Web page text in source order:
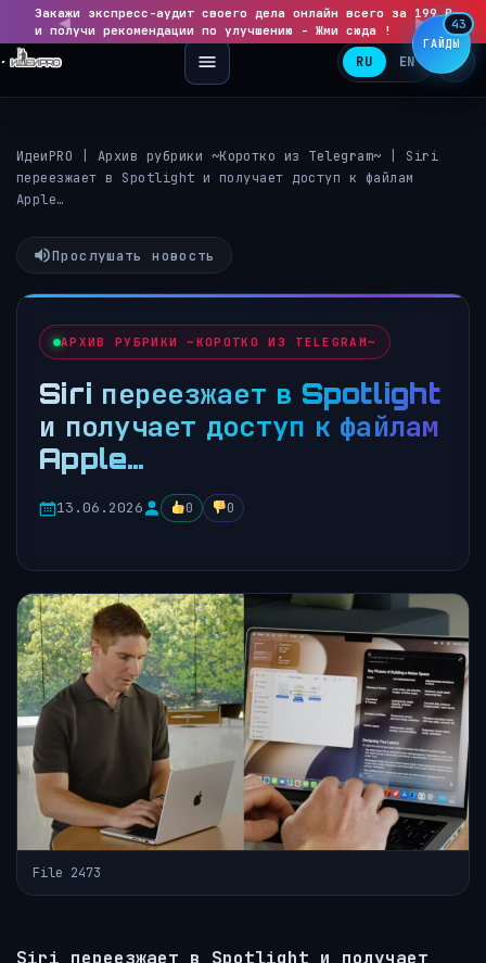
◀
Закажи экспресс-аудит своего дела онлайн всего за 199 ₽
и получи рекомендации по улучшению - Жми сюда !
▶
RU EN
ИдеиPRO Архив рубрики ~Коротко из Telegram~
Siri
переезжает в Spotlight и получает доступ к файлам
Apple…
Прослушать новость
АРХИВ РУБРИКИ ~КОРОТКО ИЗ TELEGRAM~
Siri переезжает в Spotlight
и получает доступ к файлам
Apple…
13.06.2026 0 0
File 2473
Siri переезжает в Spotlight и получает
ГАЙДЫ
43